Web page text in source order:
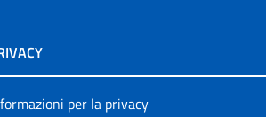
per la privacy